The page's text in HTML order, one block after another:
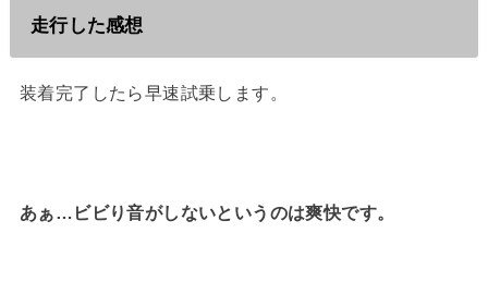
走行した感想
装着完了したら早速試乗します。
あぁ…ビビり音がしないというのは爽快です。